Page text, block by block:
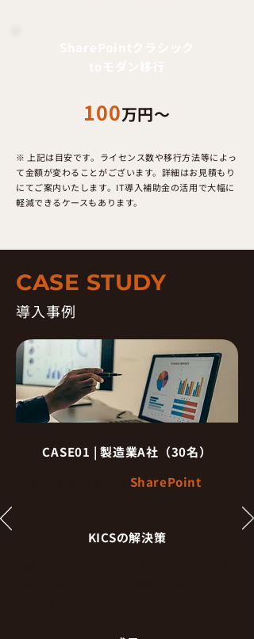
100万円〜
※ 上記は目安です。ライセンス数や移行方法等によっ
て金額が変わることがございます。詳細はお見積もり
にてご案内いたします。IT導入補助金の活用で大幅に
軽減できるケースもあります。
CASE STUDY
導入事例
CASE01 | 製造業A社（30名）
SharePoint
KICSの解決策